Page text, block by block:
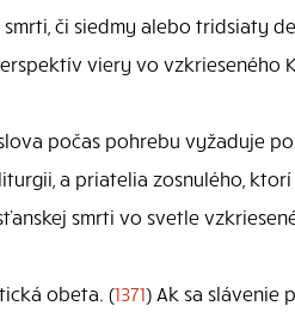
či siedmy alebo tridsiaty
viery vo vzkrieseného
počas pohrebu vyžaduje
a priatelia zosnulého,
smrti vo svetle
obeta. (1371) Ak sa slávenie